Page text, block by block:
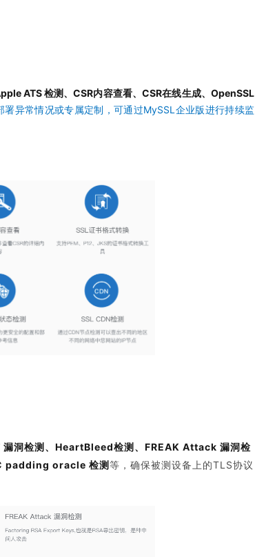
ATS 检测、CSR内容查看、CSR在线生成、OpenSSL
署异常情况或专属定制，可通过MySSL企业版进行持续监
洞检测、 HeartBleed检测、FREAK Attack 漏洞检
padding oracle 检测等，确保被测设备上的TLS协议